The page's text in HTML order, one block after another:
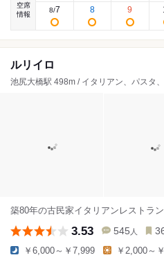
空席
情報
8/7 8 9
ルリイロ
池尻大橋駅 498m / イタリアン、パスタ
築80年の古民家イタリアンレストラン
3.53 545 人
￥6,000～￥7,999 ￥2,000～